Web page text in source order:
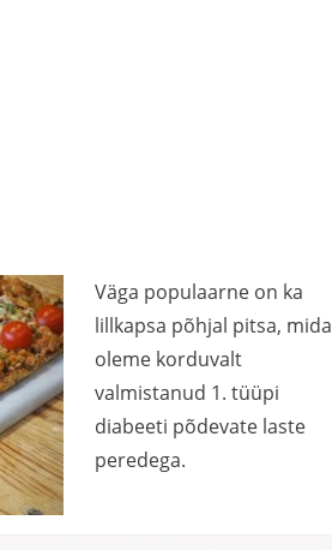
Väga populaarne on ka
lillkapsa põhjal pitsa, mida
oleme korduvalt
valmistanud 1. tüüpi
diabeeti põdevate laste
peredega.